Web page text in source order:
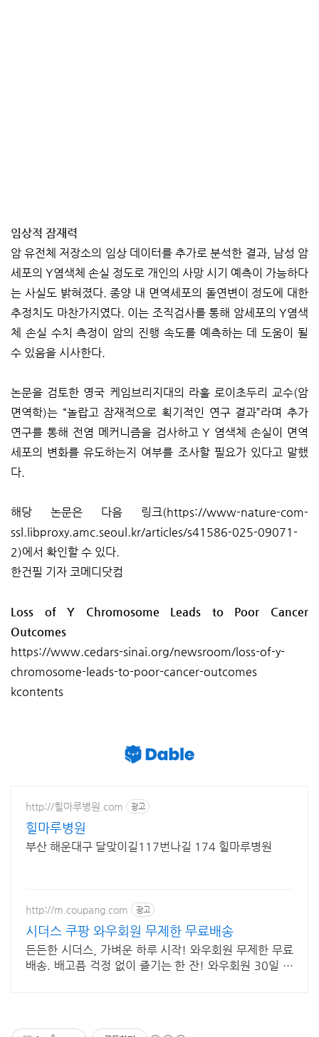
임상적 잠재력
암 유전체 저장소의 임상 데이터를 추가로 분석한 결과, 남성 암
세포의 Y염색체 손실 정도로 개인의 사망 시기 예측이 가능하다
는 사실도 밝혀졌다. 종양 내 면역세포의 돌연변이 정도에 대한
추정치도 마찬가지였다. 이는 조직검사를 통해 암세포의 Y염색
체 손실 수치 측정이 암의 진행 속도를 예측하는 데 도움이 될
수 있음을 시사한다.
논문을 검토한 영국 케임브리지대의 라훌 로이초두리 교수(암
면역학)는 “놀랍고 잠재적으로 획기적인 연구 결과”라며 추가
연구를 통해 전염 메커니즘을 검사하고 Y 염색체 손실이 면역
세포의 변화를 유도하는지 여부를 조사할 필요가 있다고 말했
다.
해당 논문은 다음 링크(https://www-nature-com-
ssl.libproxy.amc.seoul.kr/articles/s41586-025-09071-
2)에서 확인할 수 있다.
한건필 기자 코메디닷컴
Loss of Y Chromosome Leads to Poor Cancer
Outcomes
https://www.cedars-sinai.org/newsroom/loss-of-y-
chromosome-leads-to-poor-cancer-outcomes
kcontents
http://힐마루병원.com 광고
힐마루병원
부산 해운대구 달맞이길117번나길 174 힐마루병원
http://m.coupang.com 광고
시더스 쿠팡 와우회원 무제한 무료배송
든든한 시더스, 가벼운 하루 시작! 와우회원 무제한 무료
배송. 배고픔 걱정 없이 즐기는 한 잔! 와우회원 30일 무